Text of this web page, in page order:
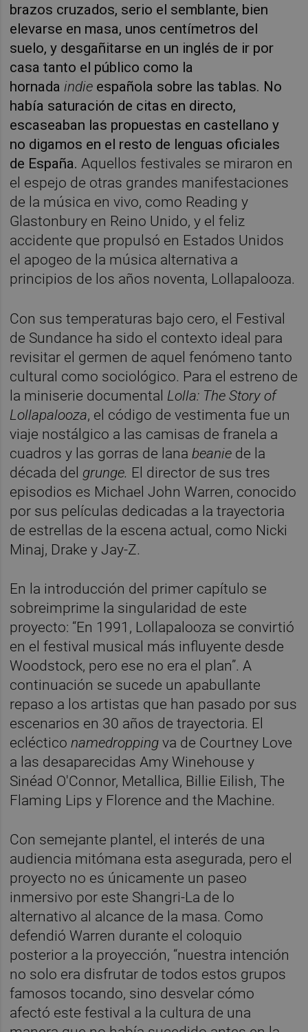
brazos cruzados, serio el semblante, bien
elevarse en masa, unos centímetros del
suelo, y desgañitarse en un inglés de ir por
casa tanto el público como la
hornadaindie española sobre las tablas. No
había saturación de citas en directo,
escaseaban las propuestas en castellano y
no digamos en el resto de lenguas oficiales
de España.Aquellos festivales se miraron en
el espejo de otras grandes manifestaciones
de la música en vivo, como Reading y
Glastonbury en Reino Unido, y el feliz
accidente que propulsó en Estados Unidos
el apogeo de la música alternativa a
principios de los años noventa, Lollapalooza.
Con sus temperaturas bajo cero, el Festival
de Sundance ha sido el contexto ideal para
revisitar el germen de aquel fenómeno tanto
cultural como sociológico. Para el estreno de
la miniserie documental Lolla: The Story of
Lollapalooza, el código de vestimenta fue un
viaje nostálgico a las camisas de franela a
cuadros y las gorras de lanabeanie de la
década del grunge. El director de sus tres
episodios es Michael John Warren, conocido
por sus películas dedicadas a la trayectoria
de estrellas de la escena actual, como Nicki
Minaj, Drake y Jay-Z.
En la introducción del primer capítulo se
sobreimprime la singularidad de este
proyecto: “En 1991, Lollapalooza se convirtió
en el festival musical más influyente desde
Woodstock, pero ese no era el plan”. A
continuación se sucede un apabullante
repaso a los artistas que han pasado por sus
escenarios en 30 años de trayectoria. El
eclécticonamedropping va de Courtney Love
a las desaparecidas Amy Winehouse y
Sinéad O'Connor, Metallica, Billie Eilish, The
Flaming Lips y Florence and the Machine.
Con semejante plantel, el interés de una
audiencia mitómana esta asegurada, pero el
proyecto no es únicamente un paseo
inmersivo por este Shangri-La de lo
alternativo al alcance de la masa. Como
defendió Warren durante el coloquio
posterior a la proyección, “nuestra intención
no solo era disfrutar de todos estos grupos
famosos tocando, sino desvelar cómo
afectó este festival a la cultura de una